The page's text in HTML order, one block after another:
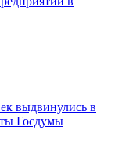
выдвинулись в
Госдумы